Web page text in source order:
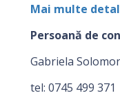
Mai multe
Persoană de
Gabriela
tel: 0745 499 371